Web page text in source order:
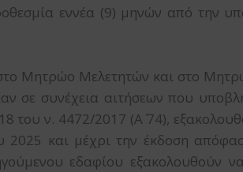
εννέα (9) μηνών από την
Μητρώο Μελετητών και στο
σε συνέχεια αιτήσεων που
ν. 4472/2017 (Α΄ 74),
και μέχρι την έκδοση
εδαφίου εξακολουθούν